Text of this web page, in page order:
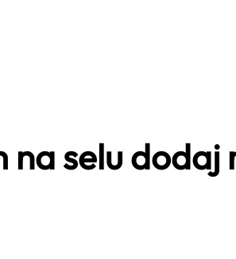
na selu dodaj